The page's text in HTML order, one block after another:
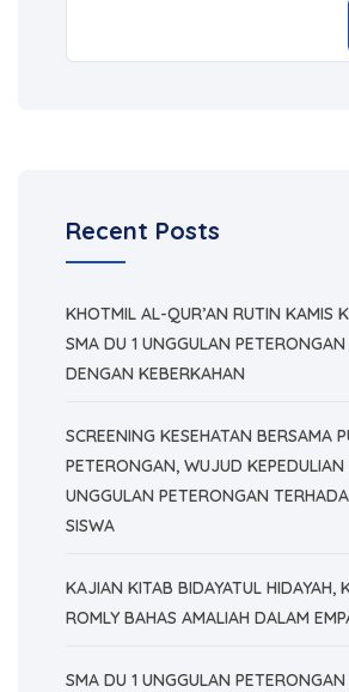
Recent Posts
KHOTMIL AL-QUR’AN RUTIN KAMIS
SMA DU 1 UNGGULAN
DENGAN KEBERKAHAN
SCREENING KESEHATAN BERSAMA
PETERONGAN, WUJUD KEPEDULIAN
UNGGULAN PETERONGAN
SISWA
KAJIAN KITAB BIDAYATUL HIDAYAH,
ROMLY BAHAS AMALIAH DALAM
SMA DU 1 UNGGULAN